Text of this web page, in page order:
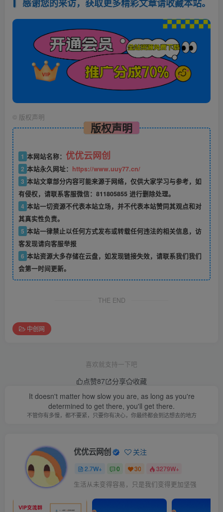
感谢您的来访，获取更多精彩文章请收藏本站。
© 版权声明
版权声明
1 本网站名称： 优优云网创
2 本站永久网址： https://www.uuy77.cn/
3 本站文章部分内容可能来源于网络，仅供大家学习与参考，如
有侵权，请联系客服微信：811805855 进行删除处理。
4 本站一切资源不代表本站立场，并不代表本站赞同其观点和对
其真实性负责。
5 本站一律禁止以任何方式发布或转载任何违法的相关信息，访
客发现请向客服举报
6 本站资源大多存储在云盘，如发现链接失效，请联系我们我们
会第一时间更新。
THE END
中创网
喜欢就支持一下吧
点赞87 分享
收藏
It doesn't matter how slow you are, as long as you're
determined to get there, you'll get there.
不管你有多慢，都不要紧，只要你有决心，你最终都会到达想去的地方
优优云网创 关注
2.7W+ 0 30 3279W+
生活从未变得容易，只是我们变得更加坚强